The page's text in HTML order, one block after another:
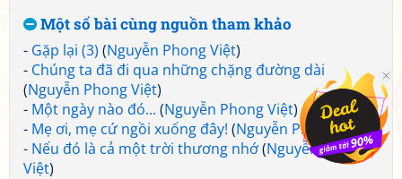
Một số bài cùng nguồn tham khảo
- Gặp lại (3) (Nguyễn Phong Việt)
- Chúng ta đã đi qua những chặng đường dài
(Nguyễn Phong Việt)
- Một ngày nào đó... (Nguyễn Phong Việt)
- Mẹ ơi, mẹ cứ ngồi xuống đây! (Nguyễn Phong Việt)
- Nếu đó là cả một trời thương nhớ(Nguyễn Phong
Việt)